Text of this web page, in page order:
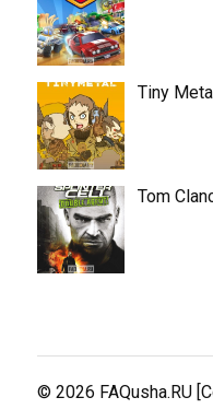
Tiny
Tom
© 2026 FAQusha.RU